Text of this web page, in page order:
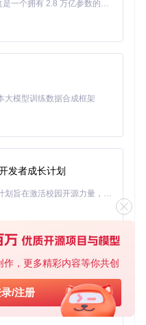
，更多精彩内容等你共创
/注册
、000000）
日）
）
复杂密码，这些进阶技巧将
试添加azerty、qwertz等
相似符号（如a→@、s→
同长度组合（如passwor
）
成大小写变体（如Passwo
越好，过于庞大的字典会
况优化字典，保持在1000-
Kimi K3 是Kimi能力最强的模型：这是一个拥有 2.8 万亿参数的混合专家（MoE）模型，具备原生视觉理解能力，并支持 100 万 token 的上下文窗口。
大模型训练数据合成框架
发者成长计划
「源启盛夏」暑期校园开发者成长计划旨在激活校园开源力量，通过积分激励、认证扶持、资源倾斜等形式，引导高校组织和开发者完成「入驻 — 建项目 — 做贡献 — 获认证 — 得资源」的完整闭环。无论你是想带领社团入驻平台的组织者，还是希望用代码贡献证明自己的开发者，都能在这里找到属于你的成长路径。
基于Python的Xiaozhi AI，适用于想要完整Xiaozhi体验而无需拥有专用硬件的用户。